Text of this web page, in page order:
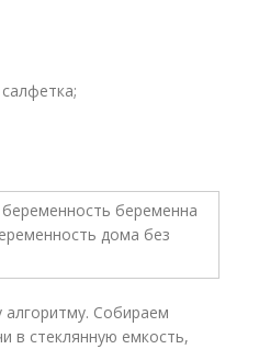
Собираем
в стеклянную емкость,